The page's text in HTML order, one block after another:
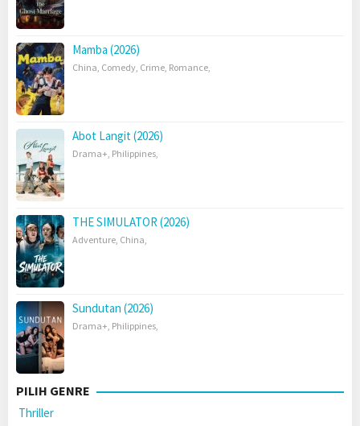
Mamba (2026)
China, Comedy, Crime, Romance,
Abot Langit (2026)
Drama+, Philippines,
THE SIMULATOR (2026)
Adventure, China,
Sundutan (2026)
Drama+, Philippines,
PILIH GENRE
Thriller